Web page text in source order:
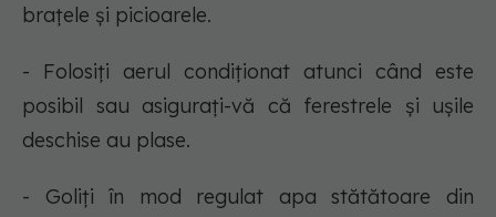
brațele și picioarele.
- Folosiți aerul condiționat atunci când este
posibil sau asigurați-vă că ferestrele și ușile
deschise au plase.
- Goliți în mod regulat apa stătătoare din